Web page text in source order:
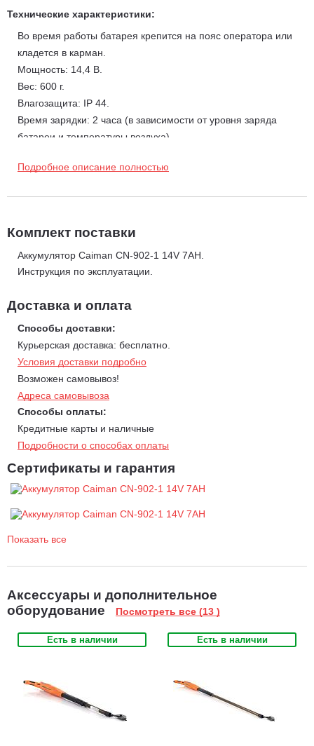
Технические характеристики:
Во время работы батарея крепится на пояс оператора или
кладется в карман.
Мощность: 14,4 В.
Вес: 600 г.
Влагозащита: IP 44.
Время зарядки: 2 часа (в зависимости от уровня заряда
батареи и температуры воздуха).
диаметра срезаемого материала).
Подробное описание полностью
Комплект поставки
Аккумулятор Caiman CN-902-1 14V 7AH.
Инструкция по эксплуатации.
Доставка и оплата
Способы доставки:
Курьерская доставка: бесплатно.
Условия доставки подробно
Возможен самовывоз!
Адреса самовывоза
Способы оплаты:
Кредитные карты и наличные
Подробности о способах оплаты
Сертификаты и гарантия
Показать все
Аксессуары и дополнительное
оборудование
Посмотреть все (13 )
Есть в наличии Есть в наличии